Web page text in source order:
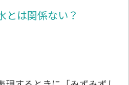
とは関係ない？